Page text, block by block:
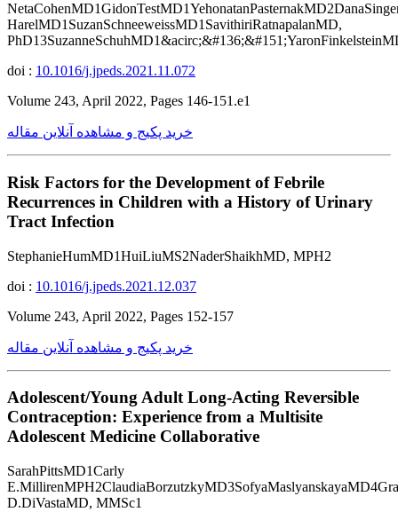
HarelMD1SuzanSchneeweissMD1SavithiriRatnapalanMD,
doi : 10.1016/j.jpeds.2021.11.072
Volume 243, April 2022, Pages 146-151.e1
خرید پکیج و مشاهده آنلاین مقاله
Risk Factors for the Development of Febrile
Recurrences in Children with a History of Urinary
Tract Infection
StephanieHumMD1HuiLiuMS2NaderShaikhMD, MPH2
doi : 10.1016/j.jpeds.2021.12.037
Volume 243, April 2022, Pages 152-157
خرید پکیج و مشاهده آنلاین مقاله
Adolescent/Young Adult Long-Acting Reversible
Contraception: Experience from a Multisite
Adolescent Medicine Collaborative
SarahPittsMD1Carly
D.DiVastaMD, MMSc1